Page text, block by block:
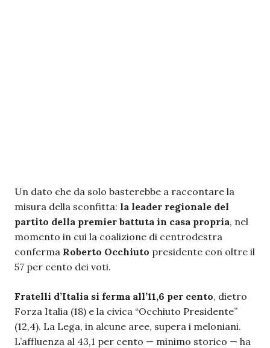
Un dato che da solo basterebbe a raccontare la
misura della sconfitta: la leader regionale del
partito della premier battuta in casa propria, nel
momento in cui la coalizione di centrodestra
conferma Roberto Occhiuto presidente con oltre il
57 per cento dei voti.
Fratelli d’Italia si ferma all’11,6 per cento, dietro
Forza Italia (18) e la civica “Occhiuto Presidente”
(12,4). La Lega, in alcune aree, supera i meloniani.
L’affluenza al 43,1 per cento — minimo storico — ha